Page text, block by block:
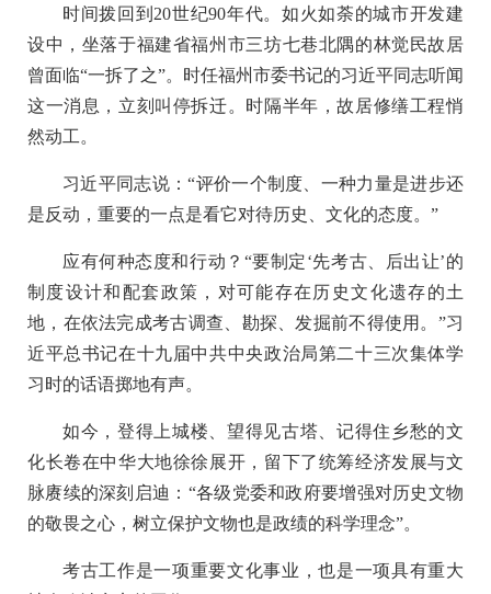
时间拨回到20世纪90年代。如火如荼的城市开发建
设中，坐落于福建省福州市三坊七巷北隅的林觉民故居
曾面临“一拆了之”。时任福州市委书记的习近平同志听闻
这一消息，立刻叫停拆迁。时隔半年，故居修缮工程悄
然动工。
习近平同志说：“评价一个制度、一种力量是进步还
是反动，重要的一点是看它对待历史、文化的态度。”
应有何种态度和行动？“要制定‘先考古、后出让’的
制度设计和配套政策，对可能存在历史文化遗存的土
地，在依法完成考古调查、勘探、发掘前不得使用。”习
近平总书记在十九届中共中央政治局第二十三次集体学
习时的话语掷地有声。
如今，登得上城楼、望得见古塔、记得住乡愁的文
化长卷在中华大地徐徐展开，留下了统筹经济发展与文
脉赓续的深刻启迪：“各级党委和政府要增强对历史文物
的敬畏之心，树立保护文物也是政绩的科学理念”。
考古工作是一项重要文化事业，也是一项具有重大